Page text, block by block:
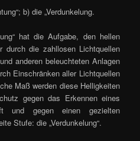
b) die „Verdunkelung.
hat die Aufgabe, den hellen
durch die zahllosen Lichtquellen
anderen beleuchteten Anlagen
Einschränken aller Lichtquellen
Maß werden diese Helligkeiten
gegen das Erkennen eines
und gegen einen gezielten
Stufe: die „Verdunkelung“.